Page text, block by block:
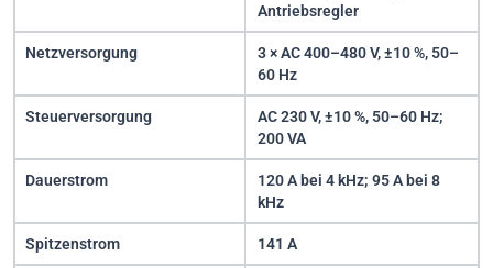
Antriebsregler
Netzversorgung
3 × AC 400–480 V, ±10 %, 50–
60 Hz
Steuerversorgung
AC 230 V, ±10 %, 50–60 Hz;
200 VA
Dauerstrom
120 A bei 4 kHz; 95 A bei 8
kHz
Spitzenstrom 141 A